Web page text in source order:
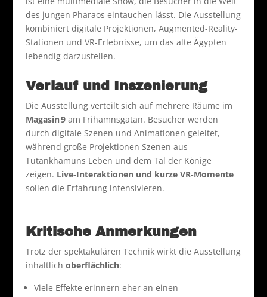
k
des jungen Pharaos eintauchen lässt. Die Ausstellung
kombiniert digitale Projektionen, Augmented-Reality-
Stationen und VR-Erlebnisse, um das alte Ägypten
lebendig darzustellen.
Verlauf und Inszenierung
Die Ausstellung verteilt sich auf mehrere Räume im
Magasin 9am Frihamnsgatan. Besucher werden
durch digitale Szenen und Animationen geleitet,
während große Projektionen Szenen aus
Tutankhamuns Leben und dem Tal der Könige
zeigen. Live‑Interaktionen und kurze VR‑Momente
sollen die Erfahrung intensivieren.
Kritische Anmerkungen
Trotz der spektakulären Technik wirkt die Ausstellung
inhaltlich oberflächlich:
Viele Effekte erinnern eher an einen